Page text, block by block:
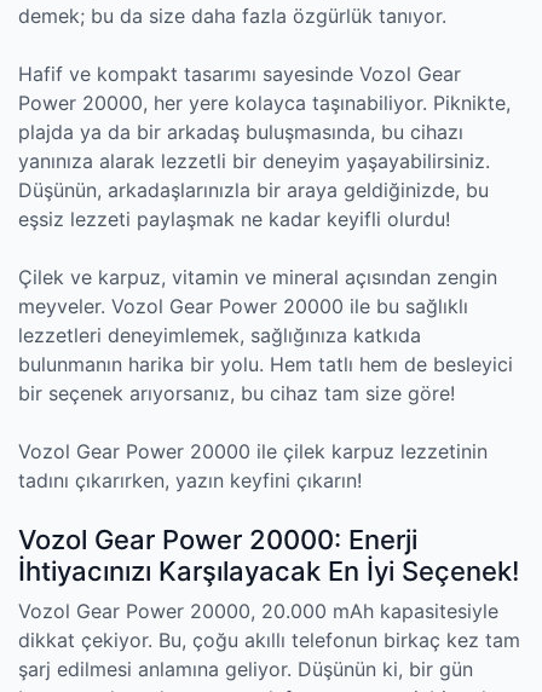
demek; bu da size daha fazla özgürlük tanıyor.
Hafif ve kompakt tasarımı sayesinde Vozol Gear
Power 20000, her yere kolayca taşınabiliyor. Piknikte,
plajda ya da bir arkadaş buluşmasında, bu cihazı
yanınıza alarak lezzetli bir deneyim yaşayabilirsiniz.
Düşünün, arkadaşlarınızla bir araya geldiğinizde, bu
eşsiz lezzeti paylaşmak ne kadar keyifli olurdu!
Çilek ve karpuz, vitamin ve mineral açısından zengin
meyveler. Vozol Gear Power 20000 ile bu sağlıklı
lezzetleri deneyimlemek, sağlığınıza katkıda
bulunmanın harika bir yolu. Hem tatlı hem de besleyici
bir seçenek arıyorsanız, bu cihaz tam size göre!
Vozol Gear Power 20000 ile çilek karpuz lezzetinin
tadını çıkarırken, yazın keyfini çıkarın!
Vozol Gear Power 20000: Enerji
İhtiyacınızı Karşılayacak En İyi Seçenek!
Vozol Gear Power 20000, 20.000 mAh kapasitesiyle
dikkat çekiyor. Bu, çoğu akıllı telefonun birkaç kez tam
şarj edilmesi anlamına geliyor. Düşünün ki, bir gün